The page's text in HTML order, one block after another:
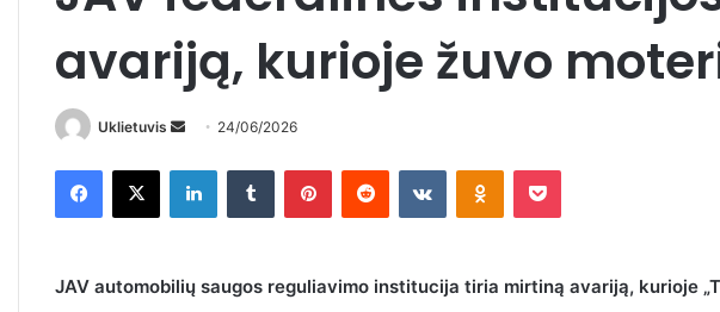
avariją, kurioje žuvo
Uklietuvis
n
e
24/06/2026
JAV automobilių saugos reguliavimo institucija tiria mirtiną avariją, kurioje